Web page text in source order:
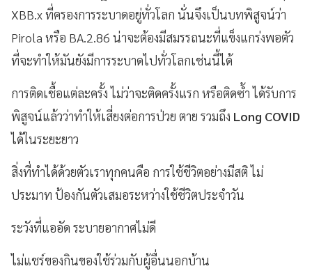
XBB.x ที่ครองการระบาดอยู่ทั่วโลก นั่นจึงเป็นบทพิสูจน์ว่า
Pirola หรือ BA.2.86 น่าจะต้องมีสมรรถนะที่แข็งแกร่งพอตัว
ที่จะทำให้มันยังมีการระบาดไปทั่วโลกเช่นนี้ได้
การติดเชื้อแต่ละครั้ง ไม่ว่าจะติดครั้งแรก หรือติดซ้ำ ได้รับการ
พิสูจน์แล้วว่าทำให้เสี่ยงต่อการป่วย ตาย รวมถึง Long COVID
ได้ในระยะยาว
สิ่งที่ทำได้ด้วยตัวเราทุกคนคือ การใช้ชีวิตอย่างมีสติ ไม่
ประมาท ป้องกันตัวเสมอระหว่างใช้ชีวิตประจำวัน
ระวังที่แออัด ระบายอากาศไม่ดี
ไม่แชร์ของกินของใช้ร่วมกับผู้อื่นนอกบ้าน